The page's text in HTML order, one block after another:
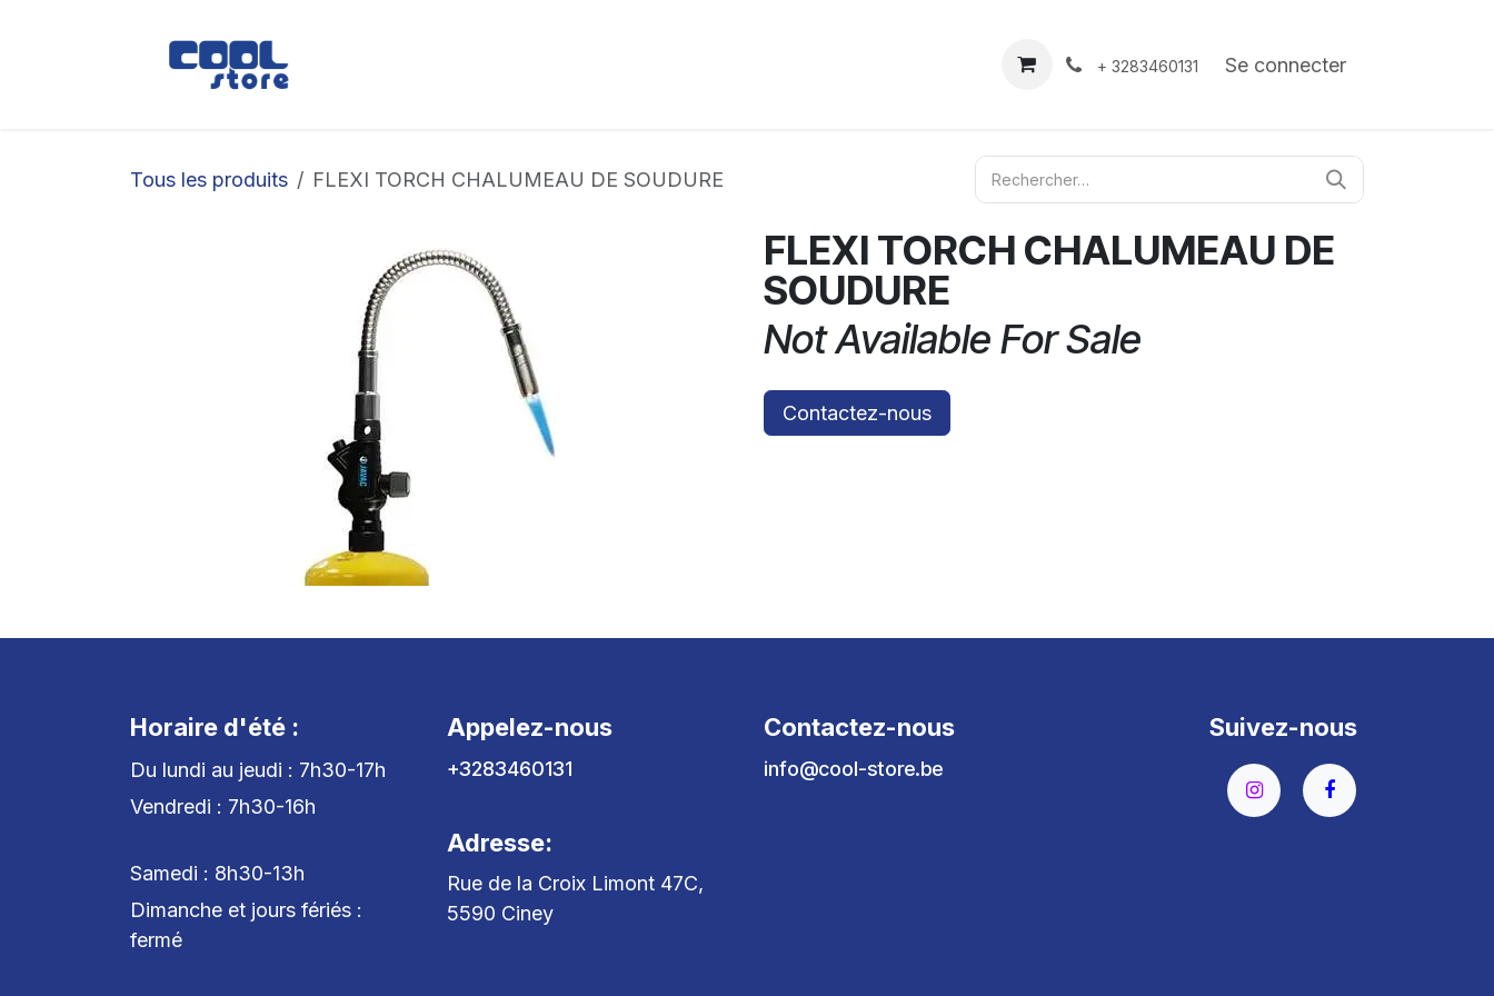
À propos Contact
+ 3283460131 Se connecter
Tous les produits FLEXI TORCH CHALUMEAU DE SOUDURE
FLEXI TORCH CHALUMEAU DE
SOUDURE
Not Available For Sale
Contactez-nous
Horaire d'été :
Du lundi au jeudi : 7h30-17h
Vendredi : 7h30-16h
Samedi : 8h30-13h
Dimanche et jours fériés :
fermé
Appelez-nous
+3283460131
Adresse:
Rue de la Croix Limont 47C,
5590 Ciney
Contactez-nous
info@cool-store.be
Suivez-nous